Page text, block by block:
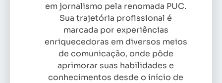
em jornalismo pela renomada PUC.
Sua trajetória profissional é
marcada por experiências
enriquecedoras em diversos meios
de comunicação, onde pôde
aprimorar suas habilidades e
conhecimentos desde o início de